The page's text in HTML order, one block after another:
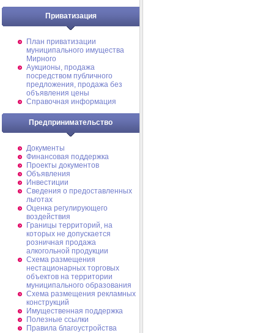
Приватизация
План приватизации
муниципального имущества
Мирного
Аукционы, продажа
посредством публичного
предложения, продажа без
объявления цены
Справочная информация
Предпринимательство
Документы
Финансовая поддержка
Проекты документов
Объявления
Инвестиции
Сведения о предоставленных
льготах
Оценка регулирующего
воздействия
Границы территорий, на
которых не допускается
розничная продажа
алкогольной продукции
Схема размещения
нестационарных торговых
объектов на территории
муниципального образования
Схема размещения рекламных
конструкций
Имущественная поддержка
Полезные ссылки
Правила благоустройства